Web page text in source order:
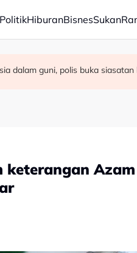
PolitikHiburanBisnesSukan
bersatu semula dalam
maut ditembak ketika siaran
dalam guni, polis buka siasatan
keterangan